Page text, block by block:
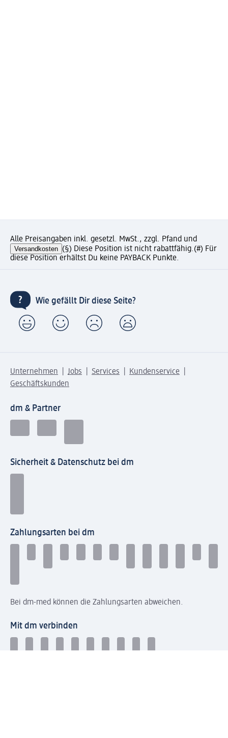
Alle Preisangaben inkl. gesetzl. MwSt., zzgl. Pfand und
Versandkosten (§) Diese Position ist nicht rabattfähig.(#) Für
diese Position erhältst Du keine PAYBACK Punkte.
Wie gefällt Dir diese Seite?
Unternehmen Jobs Services
Kundenservice
Geschäftskunden
dm & Partner
Sicherheit & Datenschutz bei dm
Zahlungsarten bei dm
Bei dm-med können die Zahlungsarten abweichen.
Mit dm verbinden